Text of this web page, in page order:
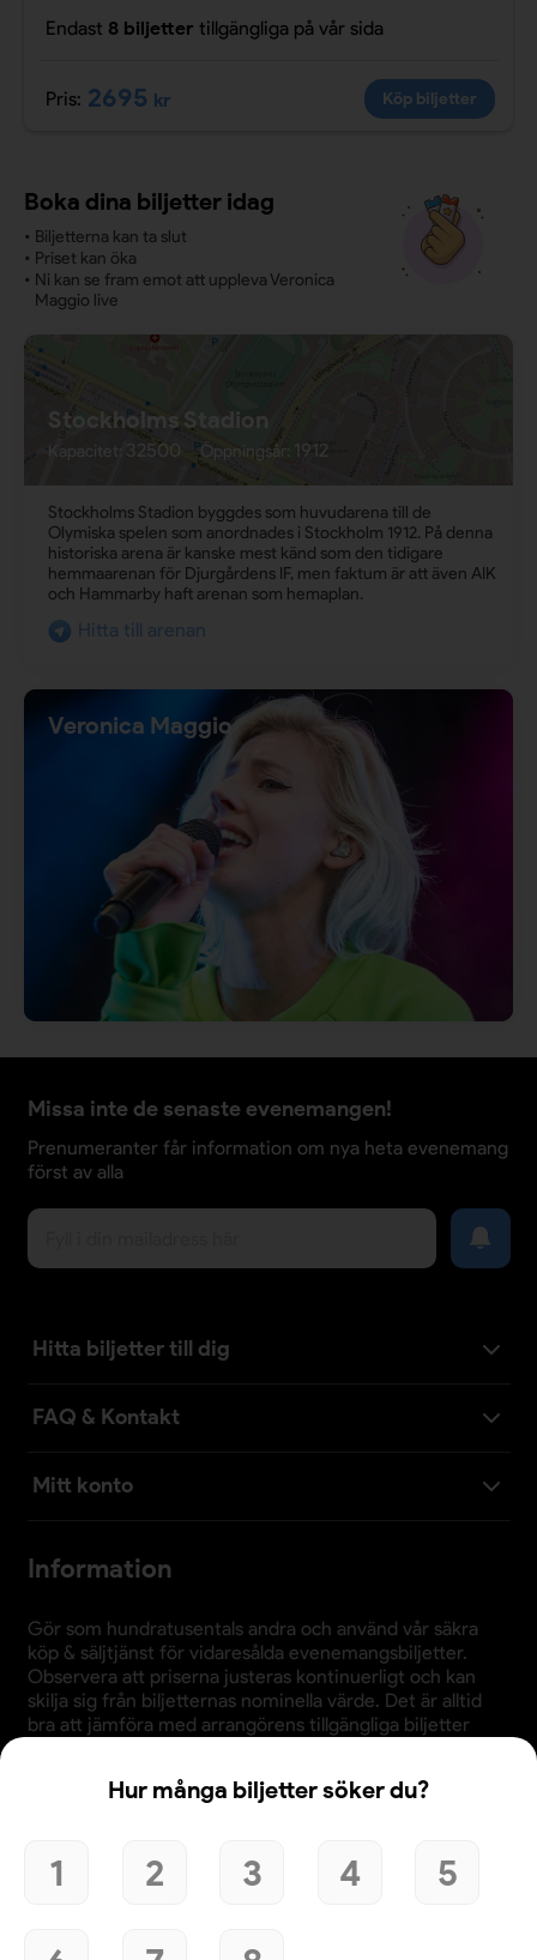
Hur många biljetter söker du?
1 2 3 4
5
Endast 8 biljetter tillgängliga på vår sida
Pris: 2695 kr Köp biljetter
Boka dina biljetter idag
• Biljetterna kan ta slut
• Priset kan öka
• Ni kan se fram emot att uppleva Veronica
Maggio live
Stockholms Stadion
Kapacitet: 32500 Öppningsår: 1912
Stockholms Stadion byggdes som huvudarena till de
Olymiska spelen som anordnades i Stockholm 1912. På denna
historiska arena är kanske mest känd som den tidigare
hemmaarenan för Djurgårdens IF, men faktum är att även AIK
och Hammarby haft arenan som hemaplan.
Hitta till arenan
Veronica Maggio
Missa inte de senaste evenemangen!
Prenumeranter får information om nya heta evenemang
först av alla
Hitta biljetter till dig
FAQ & Kontakt
Mitt konto
Information
Gör som hundratusentals andra och använd vår säkra
köp & säljtjänst för vidaresålda evenemangsbiljetter.
Observera att priserna justeras kontinuerligt och kan
skilja sig från biljetternas nominella värde. Det är alltid
bra att jämföra med arrangörens tillgängliga biljetter
Användande av denna webbplats bekräftar godkännande
av webbplatsens
köpvillkor integritetspolicy
och